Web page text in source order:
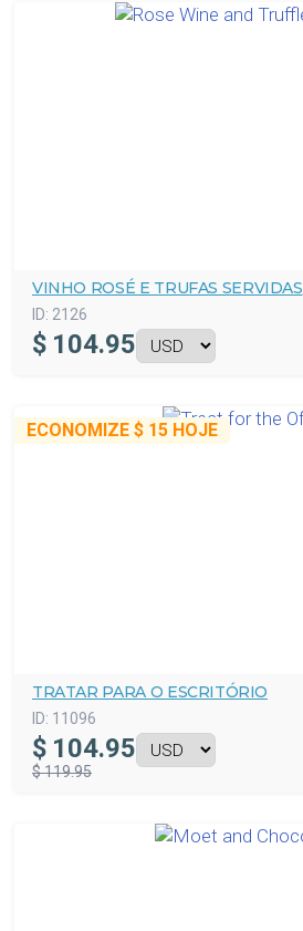
VINHO ROSÉ E TRUFAS SERVIDAS
ID: 2126
$ 104.95
ECONOMIZE $ 15 HOJE
TRATAR PARA O ESCRITÓRIO
ID: 11096
$ 104.95
$ 119.95